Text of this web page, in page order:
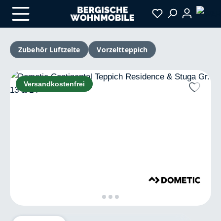
Zum Hauptinhalt springen
Zubehör Luftzelte
Vorzeltteppich
Bildergalerie überspringen
Versandkostenfrei